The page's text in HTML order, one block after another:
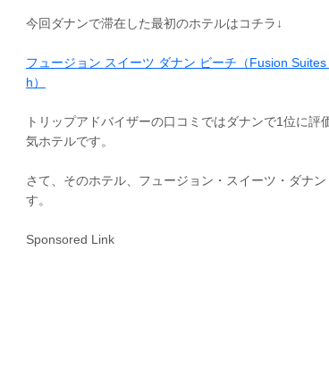
今回ダナンで滞在した最初のホテルはコチラ↓
フュージョン スイーツ ダナン ビーチ（Fusion
h）
トリップアドバイザーの口コミではダナンで1位に評
気ホテルです。
さて、そのホテル、フュージョン・スイーツ・ダナ
す。
Sponsored Link